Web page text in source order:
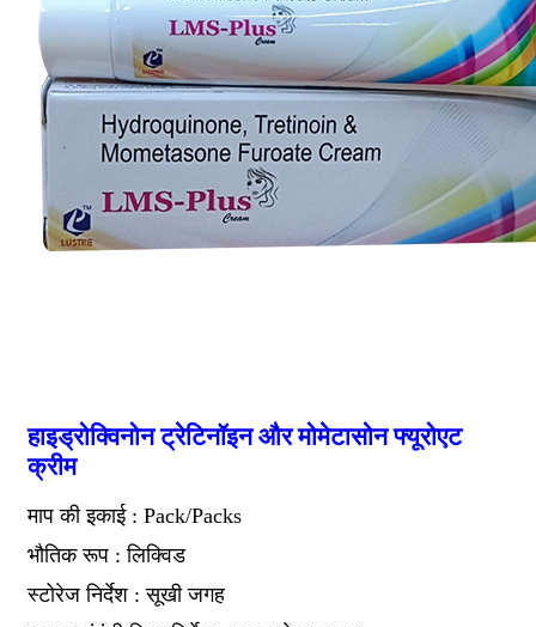
हाइड्रोक्विनोन ट्रेटिनॉइन और मोमेटासोन फ्यूरोएट
क्रीम
माप की इकाई : Pack/Packs
भौतिक रूप : लिक्विड
स्टोरेज निर्देश : सूखी जगह